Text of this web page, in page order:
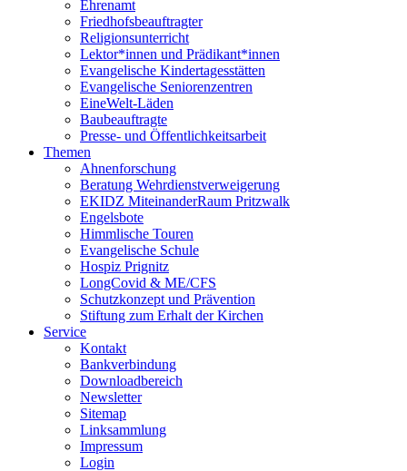
Ehrenamt
Friedhofsbeauftragter
Religionsunterricht
Lektor*innen und Prädikant*innen
Evangelische Kindertagesstätten
Evangelische Seniorenzentren
EineWelt-Läden
Baubeauftragte
Presse- und Öffentlichkeitsarbeit
Themen
Ahnenforschung
Beratung Wehrdienstverweigerung
EKIDZ MiteinanderRaum Pritzwalk
Engelsbote
Himmlische Touren
Evangelische Schule
Hospiz Prignitz
LongCovid & ME/CFS
Schutzkonzept und Prävention
Stiftung zum Erhalt der Kirchen
Service
Kontakt
Bankverbindung
Downloadbereich
Newsletter
Sitemap
Linksammlung
Impressum
Login